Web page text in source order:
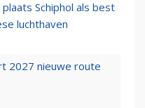
Schiphol als best
luchthaven
2027 nieuwe route